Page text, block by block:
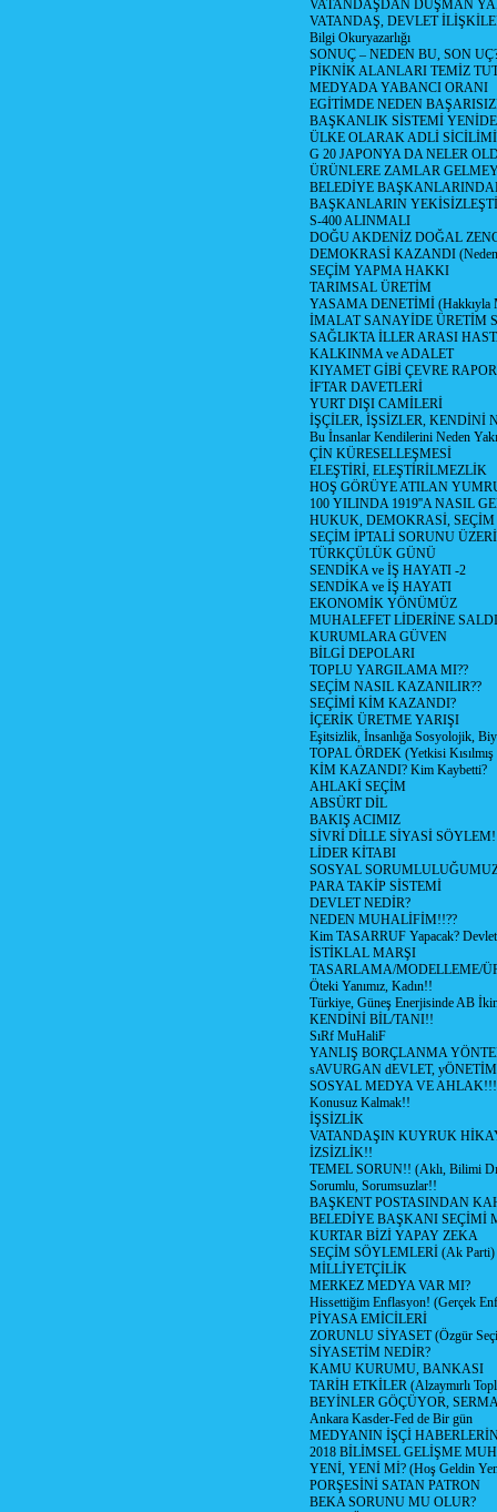
VATANDAŞDAN DÜŞMAN
VATANDAŞ, DEVLET
Bilgi Okuryazarlığı
SONUÇ – NEDEN BU, SON
PİKNİK ALANLARI TEMİZ
MEDYADA YABANCI ORANI
EGİTİMDE NEDEN
BAŞKANLIK SİSTEMİ
ÜLKE OLARAK ADLİ
G 20 JAPONYA DA NELER
ÜRÜNLERE ZAMLAR
BELEDİYE
BAŞKANLARIN
S-400 ALINMALI
DOĞU AKDENİZ DOĞAL
DEMOKRASİ KAZANDI (Neden
SEÇİM YAPMA HAKKI
TARIMSAL ÜRETİM
YASAMA DENETİMİ (Hakkıyla
İMALAT SANAYİDE ÜRETİM
SAĞLIKTA İLLER ARASI
KALKINMA ve ADALET
KIYAMET GİBİ ÇEVRE
İFTAR DAVETLERİ
YURT DIŞI CAMİLERİ
İŞÇİLER, İŞSİZLER, KENDİNİ
Bu İnsanlar Kendilerini Neden
ÇİN KÜRESELLEŞMESİ
ELEŞTİRİ, ELEŞTİRİLMEZLİK
HOŞ GÖRÜYE ATILAN
100 YILINDA 1919''A NASIL
HUKUK, DEMOKRASİ, SEÇİM
SEÇİM İPTALİ SORUNU
TÜRKÇÜLÜK GÜNÜ
SENDİKA ve İŞ HAYATI -2
SENDİKA ve İŞ HAYATI
EKONOMİK YÖNÜMÜZ
MUHALEFET LİDERİNE
KURUMLARA GÜVEN
BİLGİ DEPOLARI
TOPLU YARGILAMA MI??
SEÇİM NASIL KAZANILIR??
SEÇİMİ KİM KAZANDI?
İÇERİK ÜRETME YARIŞI
Eşitsizlik, İnsanlığa Sosyolojik,
TOPAL ÖRDEK (Yetkisi
KİM KAZANDI? Kim Kaybetti?
AHLAKİ SEÇİM
ABSÜRT DİL
BAKIŞ ACIMIZ
SİVRİ DİLLE SİYASİ
LİDER KİTABI
SOSYAL
PARA TAKİP SİSTEMİ
DEVLET NEDİR?
NEDEN MUHALİFİM!!??
Kim TASARRUF Yapacak? Devlet
İSTİKLAL MARŞI
TASARLAMA/MODELLEME/
Öteki Yanımız, Kadın!!
Türkiye, Güneş Enerjisinde AB
KENDİNİ BİL/TANI!!
SıRf MuHaliF
YANLIŞ BORÇLANMA
sAVURGAN dEVLET,
SOSYAL MEDYA VE AHLAK!!!
Konusuz Kalmak!!
İŞSİZLİK
VATANDAŞIN KUYRUK
İZSİZLİK!!
TEMEL SORUN!! (Aklı, Bilimi
Sorumlu, Sorumsuzlar!!
BAŞKENT POSTASINDAN
BELEDİYE BAŞKANI SEÇİMİ
KURTAR BİZİ YAPAY ZEKA
SEÇİM SÖYLEMLERİ (Ak Parti)
MİLLİYETÇİLİK
MERKEZ MEDYA VAR MI?
Hissettiğim Enflasyon! (Gerçek
PİYASA EMİCİLERİ
ZORUNLU SİYASET (Özgür
SİYASETİM NEDİR?
KAMU KURUMU, BANKASI
TARİH ETKİLER (Alzaymırlı
BEYİNLER GÖÇÜYOR,
Ankara Kasder-Fed de Bir gün
MEDYANIN İŞÇİ
2018 BİLİMSEL GELİŞME
YENİ, YENİ Mİ? (Hoş Geldin
PORŞESİNİ SATAN PATRON
BEKA SORUNU MU OLUR?